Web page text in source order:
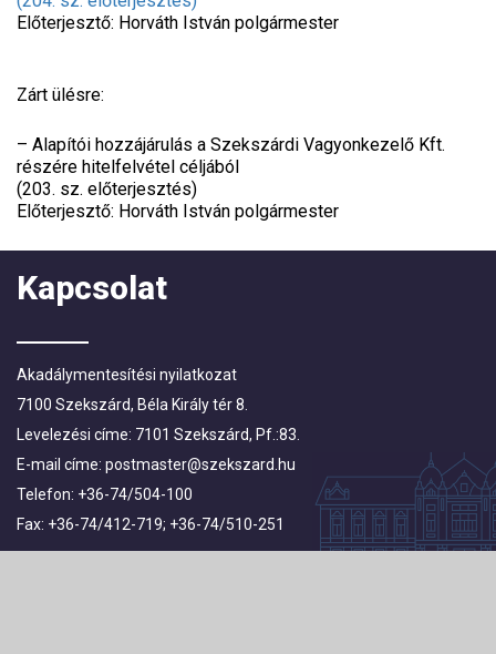
Előterjesztő: Horváth István polgármester
Zárt ülésre:
– Alapítói hozzájárulás a Szekszárdi Vagyonkezelő Kft.
részére hitelfelvétel céljából
(203. sz. előterjesztés)
Előterjesztő: Horváth István polgármester
Kapcsolat
Akadálymentesítési nyilatkozat
7100 Szekszárd, Béla Király tér 8.
Levelezési címe: 7101 Szekszárd, Pf.:83.
E-mail címe: postmaster@szekszard.hu
Telefon: +36-74/504-100
Fax: +36-74/412-719; +36-74/510-251